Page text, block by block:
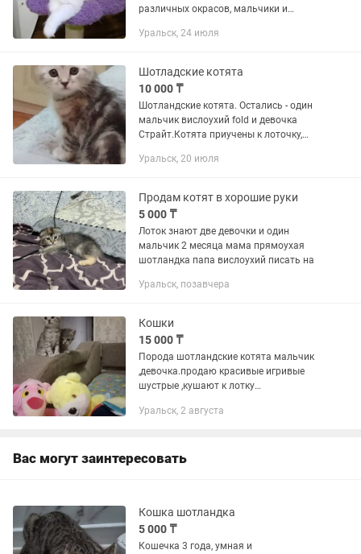
различных окрасов, мальчики и
ушками. От родителей чемпионов. В
приобрести котенка...
Уральск, 24 июля
Шотладские котята
10 000 ₸
Шотландские котята. Остались - один
мальчик вислоухий fold и девочка
Страйт.Котята приучены к лоточку,
ласковые.Сделайте подарок себе и
Уральск, 20 июля
Продам котят в хорошие руки
5 000 ₸
Лоток знают две девочки и один
мальчик 2 месяца мама прямоухая
шотландка папа вислоухий писать на
Уральск, позавчера
Кошки
15 000 ₸
Порода шотландские котята мальчик
,девочка.продаю красивые игривые
шустрые ,кушают к лотку
Уральск, 2 августа
Вас могут заинтересовать
Кошка шотландка
5 000 ₸
Кошечка 3 года, умная и